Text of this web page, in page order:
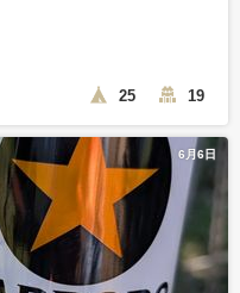
25 19
6月6日